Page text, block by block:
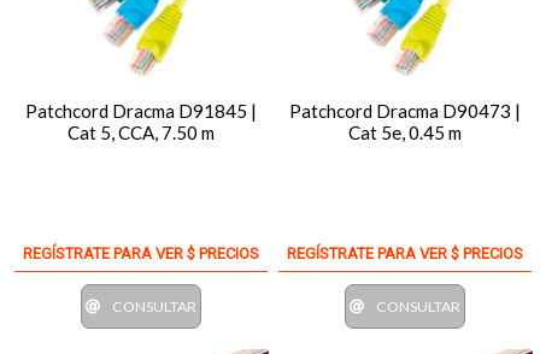
Patchcord Dracma D91845 |
Cat 5, CCA, 7.50 m
REGÍSTRATE PARA VER $ PRECIOS
CONSULTAR
Patchcord Dracma D90473 |
Cat 5e, 0.45 m
REGÍSTRATE PARA VER $ PRECIOS
CONSULTAR